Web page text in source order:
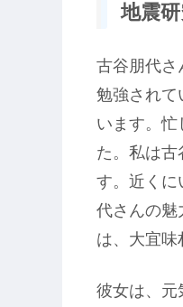
地震
古谷朋代さ
勉強されて
います。忙
た。私は
す。近くに
代さんの魅
は、大宜味
彼女は、元